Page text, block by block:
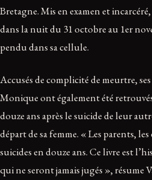
Bretagne. Mis en examen et
dans la nuit du 31 octobre au 1er
pendu dans sa cellule.
Accusés de complicité de meurtre,
Monique ont également été
douze ans après le suicide de leur
départ de sa femme. « Les parents,
suicides en douze ans. Ce livre est
qui ne seront jamais jugés »,